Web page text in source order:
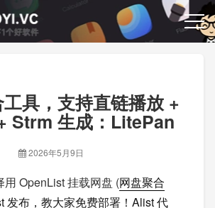
具，支持直链播放 +
Strm 生成：LitePan
2026年5月9日
用 OpenList 挂载网盘 (网盘聚合
发布，教大家免费部署！Alist 代